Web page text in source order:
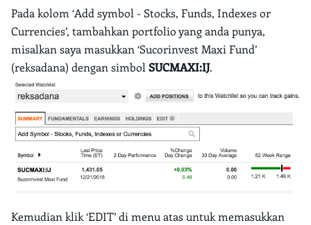
Pada kolom ‘Add symbol - Stocks, Funds, Indexes or
Currencies’, tambahkan portfolio yang anda punya,
misalkan saya masukkan ‘Sucorinvest Maxi Fund’
(reksadana) dengan simbol SUCMAXI:IJ.
Kemudian klik ‘EDIT’ di menu atas untuk memasukkan